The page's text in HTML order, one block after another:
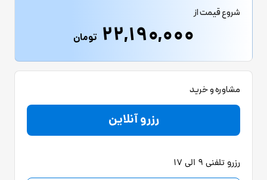
شروع قیمت از
22,190,000 تومان
مشاوره و خرید
رزرو آنلاین
رزرو تلفنی 9 الی 17